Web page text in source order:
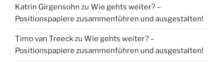
Katrin Girgensohn zu Wie gehts weiter? –
Positionspapiere zusammenführen und ausgestalten!
Timo van Treeckzu Wie gehts weiter? –
Positionspapiere zusammenführen und ausgestalten!